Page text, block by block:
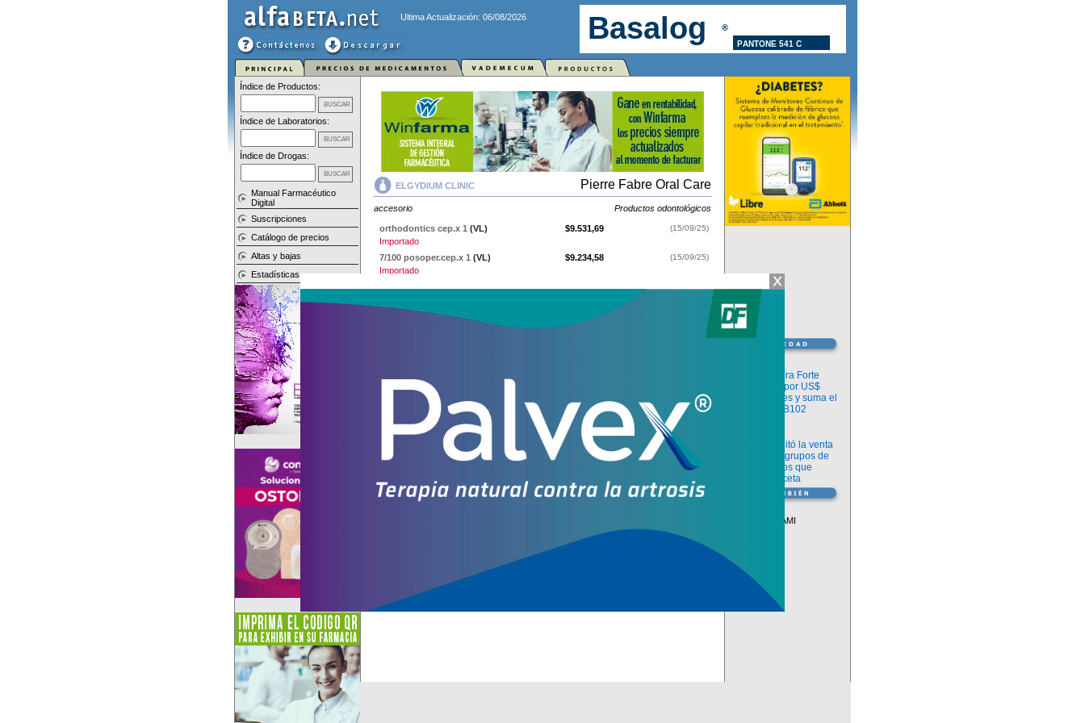
Ultima Actualización: 06/08/2026
Índice de Productos:
Índice de Laboratorios:
Índice de Drogas:
Manual Farmacéutico
Digital
Suscripciones
Catálogo de precios
Altas y bajas
Estadísticas
ELGYDIUM CLINIC Pierre Fabre Oral Care
accesorio Productos odontológicos
orthodontics cep.x 1 (VL) $9.531,69 (15/09/25)
Importado
7/100 posoper.cep.x 1 (VL) $9.234,58 (15/09/25)
Importado
20/100 suave cep.x 1
$9.276,75
ELGYDIUM CLINIC contiene accesorioy se indica comoProductos
odontológicos
. Es producido por Pierre Fabre Oral Carey cuenta con 5
presentaciones disponibles.
accesorio
Pierre Fabre Oral Care
argenx compra Forte
Biosciences por US$
2.200 millones y suma el
anticuerpo FB102
ANMAT habilitó la venta
libre de diez grupos de
medicamentos que
requerían receta
Descuentos PAMI